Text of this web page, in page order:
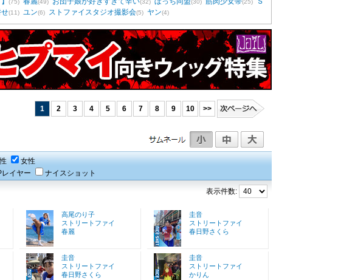
(75) (49) (32) (30) (25)
(11) ユン(6) ストファイスタジオ撮影会(5) ヤン(4)
1 2 3 4 5 6 7 8 9 10 >>
女性
レイヤー
ナイスショット
表示件数:
高尾のり子
ストリートファイ
春麗
圭音
ストリートファイ
春日野さくら
圭音
ストリートファイ
春日野さくら
圭音
ストリートファイ
かりん